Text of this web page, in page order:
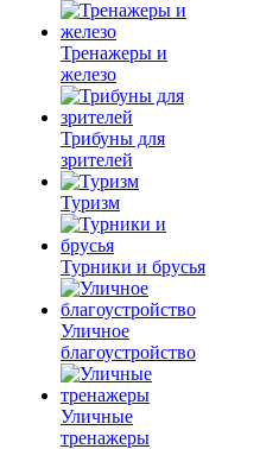
Тренажеры и
железо
Трибуны для
зрителей
Туризм
Турники и брусья
Уличное
благоустройство
Уличные
тренажеры